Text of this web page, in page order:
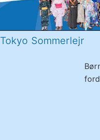
Tokyo Sommerlejr